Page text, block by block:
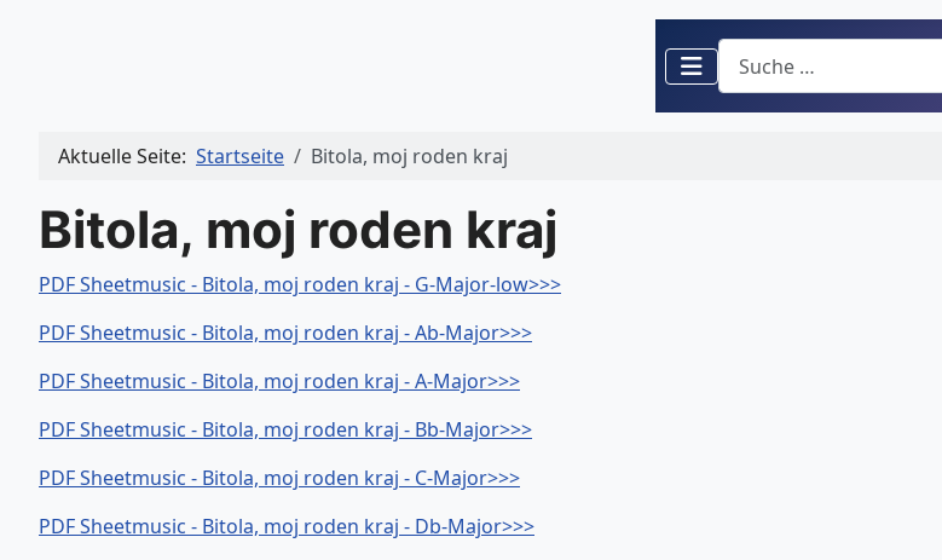
Suchen
Aktuelle Seite: Startseite Bitola, moj roden kraj
Bitola, moj roden kraj
PDF Sheetmusic - Bitola, moj roden kraj - G-Major-low>>>
PDF Sheetmusic - Bitola, moj roden kraj - Ab-Major>>>
PDF Sheetmusic - Bitola, moj roden kraj - A-Major>>>
PDF Sheetmusic - Bitola, moj roden kraj - Bb-Major>>>
PDF Sheetmusic - Bitola, moj roden kraj - C-Major>>>
PDF Sheetmusic - Bitola, moj roden kraj - Db-Major>>>